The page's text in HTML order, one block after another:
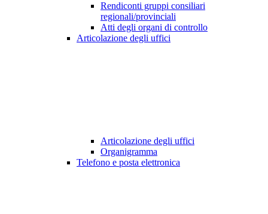
Rendiconti gruppi consiliari
regionali/provinciali
Atti degli organi di controllo
Articolazione degli uffici
Articolazione degli uffici
Organigramma
Telefono e posta elettronica